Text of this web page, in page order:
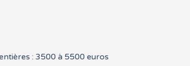
: 3500 à 5500 euros